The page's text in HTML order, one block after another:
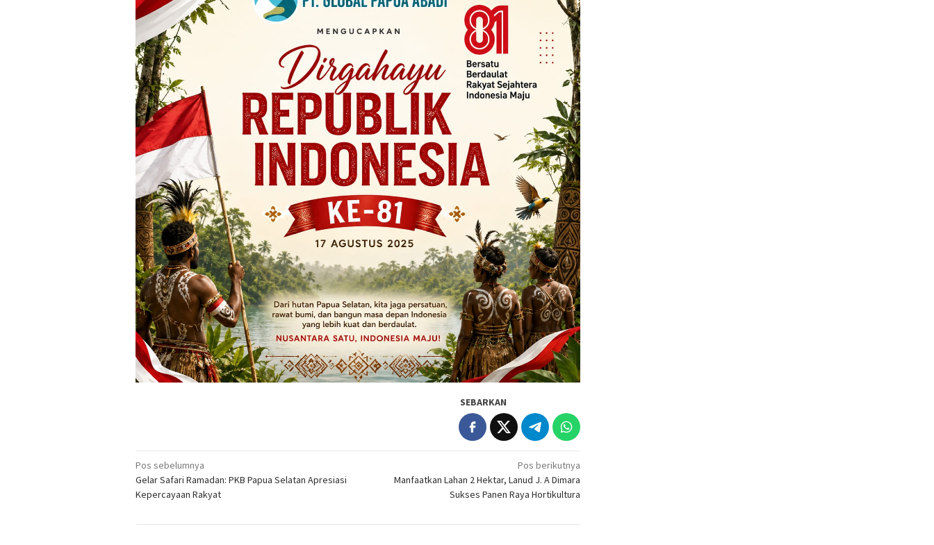
SEBARKAN
Navigasi
pos
Pos sebelumnya
Gelar Safari Ramadan: PKB Papua Selatan Apresiasi
Kepercayaan Rakyat
Pos berikutnya
Manfaatkan Lahan 2 Hektar, Lanud J. A Dimara
Sukses Panen Raya Hortikultura